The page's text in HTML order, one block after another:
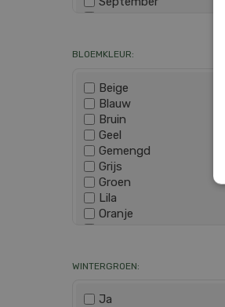
December
BLOEMKLEUR:
Beige
Blauw
Bruin
Geel
Gemengd
Grijs
Groen
Lila
Oranje
Roze
Zwart
WINTERGROEN:
Ja